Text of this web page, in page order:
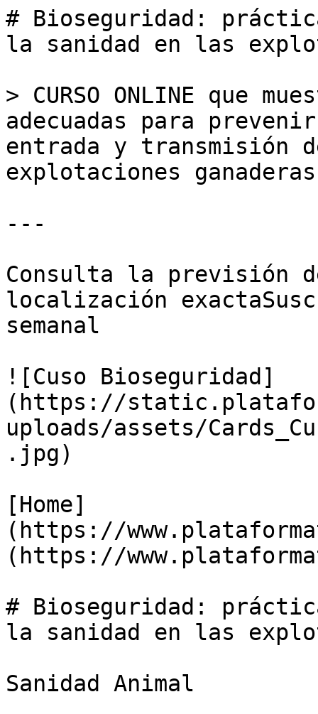
# Bioseguridad:
la sanidad en las
> CURSO ONLINE que
adecuadas para
entrada y transmisión
explotaciones
---
Consulta la previsión
localización
semanal
![Cuso Bioseguridad]
(https://
uploads/assets/
.jpg)
[Home]
(https://
(https://
# Bioseguridad:
la sanidad en las
Sanidad Animal